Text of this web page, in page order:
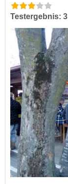
Testergebnis: